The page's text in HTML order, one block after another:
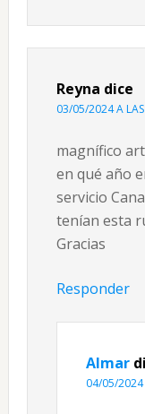
Reyna dice
03/05/2024 A
magnífico
en qué año
servicio
tenían esta
Gracias
Responder
Almar
04/05/2024